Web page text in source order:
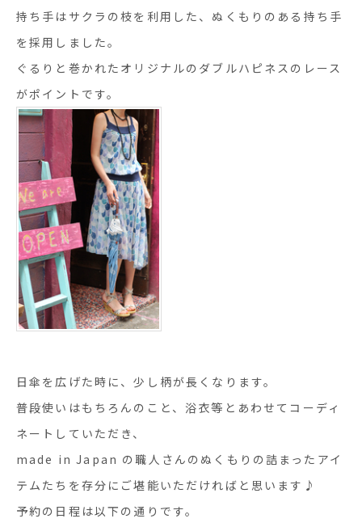
持ち手はサクラの枝を利用した、ぬくもりのある持ち手
を採用しました。
ぐるりと巻かれたオリジナルのダブルハピネスのレース
がポイントです。
日傘を広げた時に、少し柄が長くなります。
普段使いはもちろんのこと、浴衣等とあわせてコーディ
ネートしていただき、
made in Japan の職人さんのぬくもりの詰まったアイ
テムたちを存分にご堪能いただければと思います♪
予約の日程は以下の通りです。